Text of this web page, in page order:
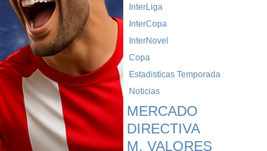
InterLiga
InterCopa
InterNovel
Copa
Estadisticas Temporada
Noticias
MERCADO
DIRECTIVA
M. VALORES